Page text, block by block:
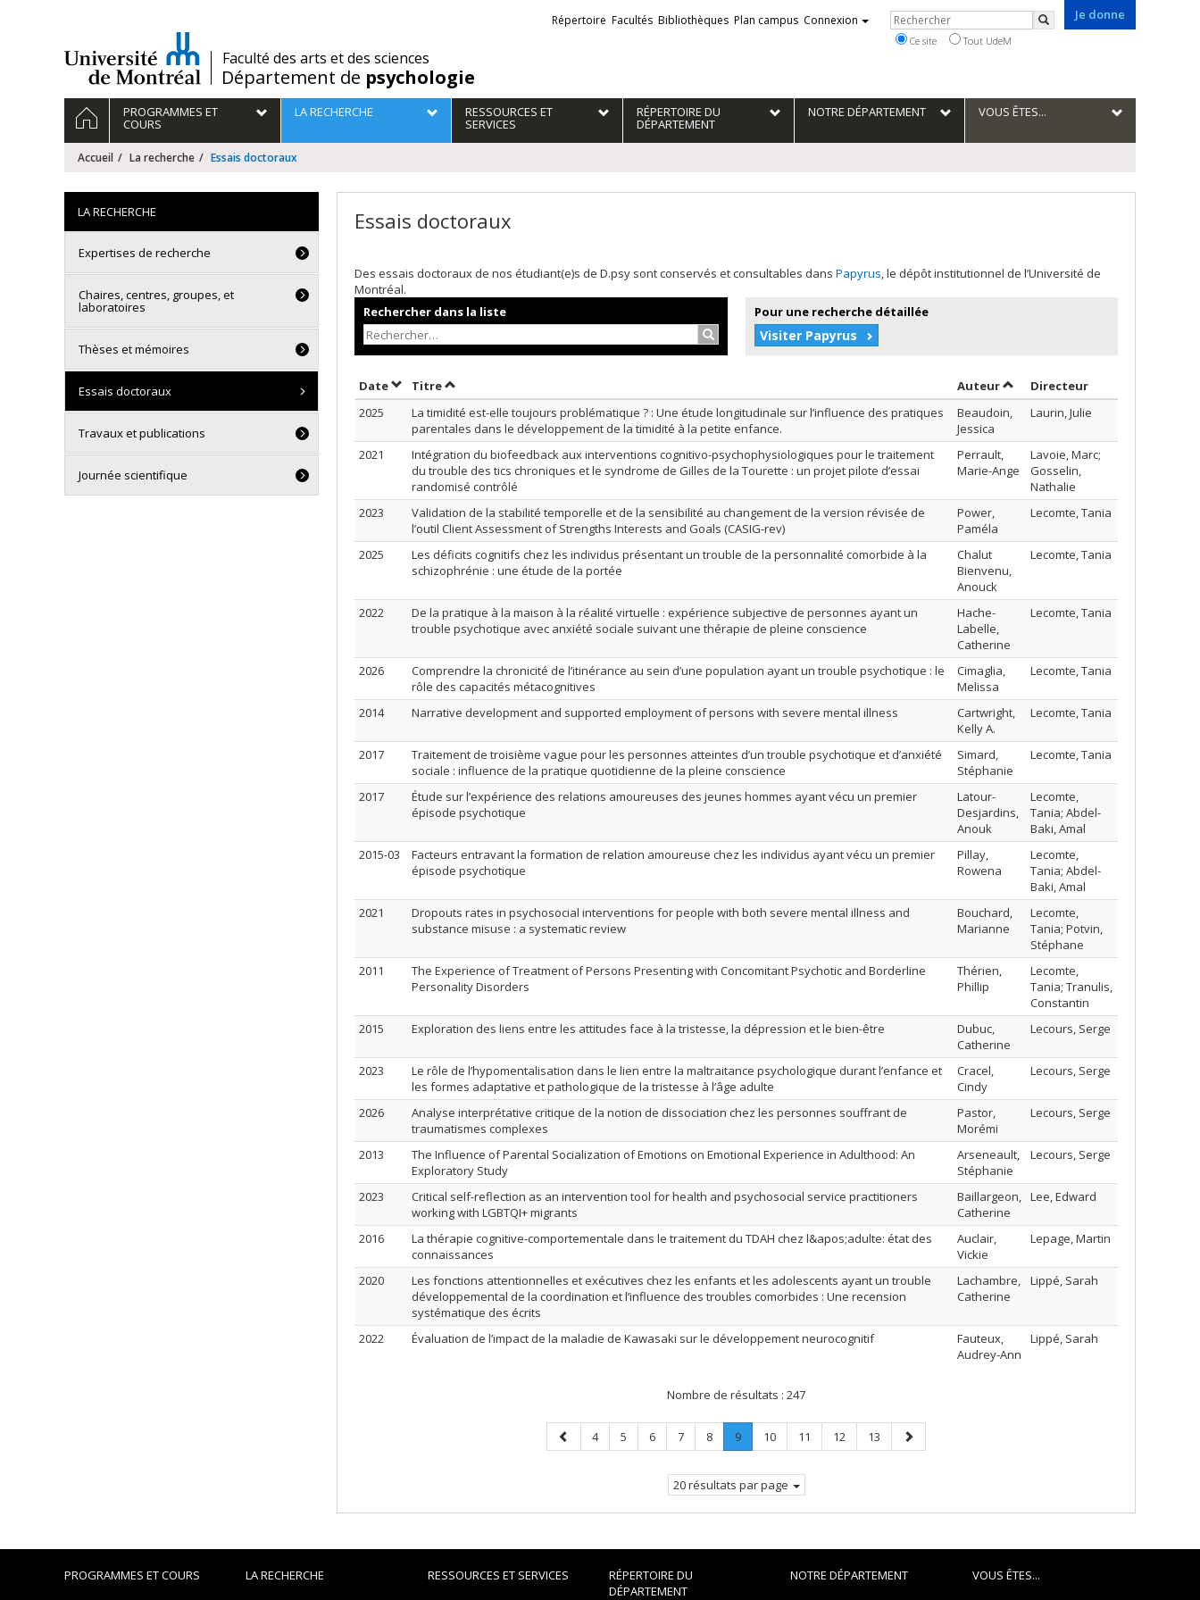
/Faculté des arts et des sciences
Département de psychologie
Je donne
Liens
externes
Répertoire Facultés Bibliothèques Plan campus Connexion Rechercher
Rechercher
Ce site Tout UdeM
Navigation
principale
ACCUEILPROGRAMMES ET
COURS
LA RECHERCHE RESSOURCES ET
SERVICES
RÉPERTOIRE DU
DÉPARTEMENT
NOTRE DÉPARTEMENT VOUS ÊTES...
Accueil La recherche Essais doctoraux
Essais doctoraux
Des essais doctoraux de nos étudiant(e)s de D.psy sont conservés et consultables dans Papyrus, le dépôt institutionnel de l’Université de
Montréal.
Rechercher dans la liste
Rechercher…
Pour une recherche détaillée
Visiter Papyrus
DateTrier par date en ordre croissant
TitreTrier par titre en ordre croissant AuteurTrier par auteur en ordre
Directeur
2025
La timidité est-elle toujours problématique ? : Une étude longitudinale sur l’influence des pratiques
parentales dans le développement de la timidité à la petite enfance.
Beaudoin,
Jessica
Laurin, Julie
2021
Intégration du biofeedback aux interventions cognitivo-psychophysiologiques pour le traitement
du trouble des tics chroniques et le syndrome de Gilles de la Tourette : un projet pilote d’essai
randomisé contrôlé
Perrault,
Marie-Ange
Lavoie, Marc;
Gosselin,
Nathalie
2023
Validation de la stabilité temporelle et de la sensibilité au changement de la version révisée de
l’outil Client Assessment of Strengths Interests and Goals (CASIG-rev)
Power,
Paméla
Lecomte, Tania
2025
Les déficits cognitifs chez les individus présentant un trouble de la personnalité comorbide à la
schizophrénie : une étude de la portée
Chalut
Bienvenu,
Anouck
Lecomte, Tania
2022
De la pratique à la maison à la réalité virtuelle : expérience subjective de personnes ayant un
trouble psychotique avec anxiété sociale suivant une thérapie de pleine conscience
Hache-
Labelle,
Catherine
Lecomte, Tania
2026
Comprendre la chronicité de l’itinérance au sein d’une population ayant un trouble psychotique : le
rôle des capacités métacognitives
Cimaglia,
Melissa
Lecomte, Tania
2014 Narrative development and supported employment of persons with severe mental illness
Cartwright,
Kelly A.
Lecomte, Tania
2017
Traitement de troisième vague pour les personnes atteintes d’un trouble psychotique et d’anxiété
sociale : influence de la pratique quotidienne de la pleine conscience
Simard,
Stéphanie
Lecomte, Tania
2017
Étude sur l’expérience des relations amoureuses des jeunes hommes ayant vécu un premier
épisode psychotique
Latour-
Desjardins,
Anouk
Lecomte,
Tania; Abdel-
Baki, Amal
2015-03
Facteurs entravant la formation de relation amoureuse chez les individus ayant vécu un premier
épisode psychotique
Pillay,
Rowena
Lecomte,
Tania; Abdel-
Baki, Amal
2021
Dropouts rates in psychosocial interventions for people with both severe mental illness and
substance misuse : a systematic review
Bouchard,
Marianne
Lecomte,
Tania; Potvin,
Stéphane
2011
The Experience of Treatment of Persons Presenting with Concomitant Psychotic and Borderline
Personality Disorders
Thérien,
Phillip
Lecomte,
Tania; Tranulis,
Constantin
2015
Exploration des liens entre les attitudes face à la tristesse, la dépression et le bien-être
Dubuc,
Catherine
Lecours, Serge
2023
Le rôle de l’hypomentalisation dans le lien entre la maltraitance psychologique durant l’enfance et
les formes adaptative et pathologique de la tristesse à l’âge adulte
Cracel,
Cindy
Lecours, Serge
2026
Analyse interprétative critique de la notion de dissociation chez les personnes souffrant de
traumatismes complexes
Pastor,
Morémi
Lecours, Serge
2013
The Influence of Parental Socialization of Emotions on Emotional Experience in Adulthood: An
Exploratory Study
Arseneault,
Stéphanie
Lecours, Serge
2023
Critical self-reflection as an intervention tool for health and psychosocial service practitioners
working with LGBTQI+ migrants
Baillargeon,
Catherine
Lee, Edward
2016
La thérapie cognitive-comportementale dans le traitement du TDAH chez l&apos;adulte: état des
connaissances
Auclair,
Vickie
Lepage, Martin
2020
Les fonctions attentionnelles et exécutives chez les enfants et les adolescents ayant un trouble
développemental de la coordination et l’influence des troubles comorbides : Une recension
systématique des écrits
Lachambre,
Catherine
Lippé, Sarah
2022 Évaluation de l’impact de la maladie de Kawasaki sur le développement neurocognitif
Fauteux,
Audrey-Ann
Lippé, Sarah
Nombre de résultats : 247
Page
précédente
Page
4 Page
5 Page
6 Page
7 Page
8 Page
9.
Page
Page
10 Page
11 Page
12 Page
13
Page
suivante
20 résultats par page
LA RECHERCHE
Expertises de recherche
Chaires, centres, groupes, et
laboratoires
Thèses et mémoires
Essais doctoraux
Travaux et publications
Journée scientifique
PROGRAMMES ET COURS LA RECHERCHE RESSOURCES ET SERVICES
RÉPERTOIRE DU
DÉPARTEMENT
NOTRE DÉPARTEMENT VOUS ÊTES...